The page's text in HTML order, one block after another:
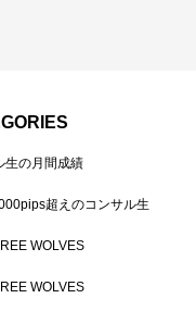
生の月間成績
超えのコンサル生
WOLVES
WOLVES